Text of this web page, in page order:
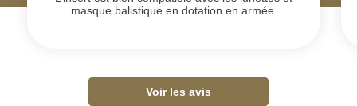
masque balistique en dotation en armée.
Voir les avis